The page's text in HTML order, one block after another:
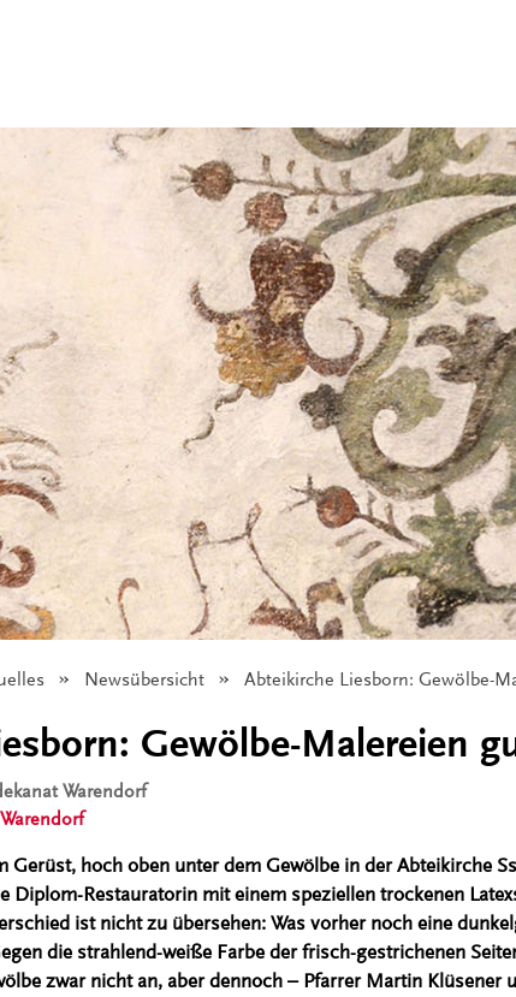
Newsübersicht Angezeigt:
Abteikirche Liesborn: Gewölbe-
Gewölbe-Malereien
Warendorf
Gerüst, hoch oben unter dem Gewölbe in der Abteikirche
Diplom-Restauratorin mit einem speziellen trockenen
ist nicht zu übersehen: Was vorher noch eine
die strahlend-weiße Farbe der frisch-gestrichenen
zwar nicht an, aber dennoch – Pfarrer Martin Klüsener